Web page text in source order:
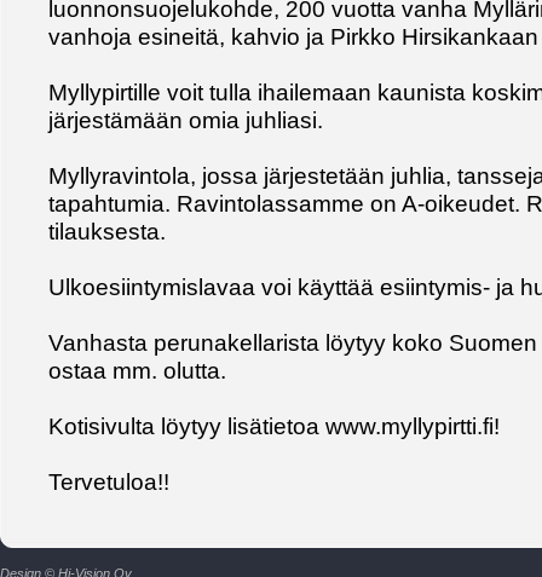
luonnonsuojelukohde, 200 vuotta vanha
vanhoja esineitä, kahvio ja Pirkko
Myllypirtille voit tulla ihailemaan kaunista
järjestämään omia juhliasi.
Myllyravintola, jossa järjestetään juhlia,
tapahtumia. Ravintolassamme on A-oikeudet.
tilauksesta.
Ulkoesiintymislavaa voi käyttää esiintymis- ja
Vanhasta perunakellarista löytyy koko
ostaa mm. olutta.
Kotisivulta löytyy lisätietoa www.myllypirtti.fi!
Tervetuloa!!
Design © Hi-Vision Oy